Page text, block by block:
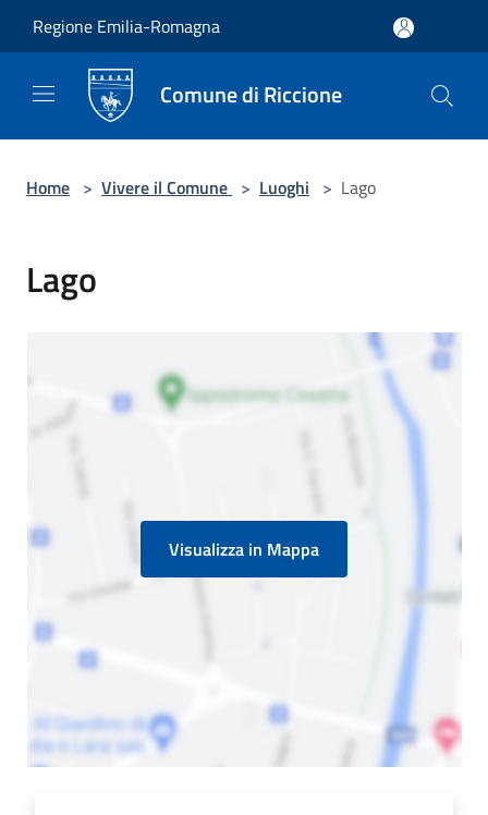
Regione Emilia-Romagna
Comune di Riccione
Home > Vivere il Comune > Luoghi > Lago
Lago
Visualizza in Mappa